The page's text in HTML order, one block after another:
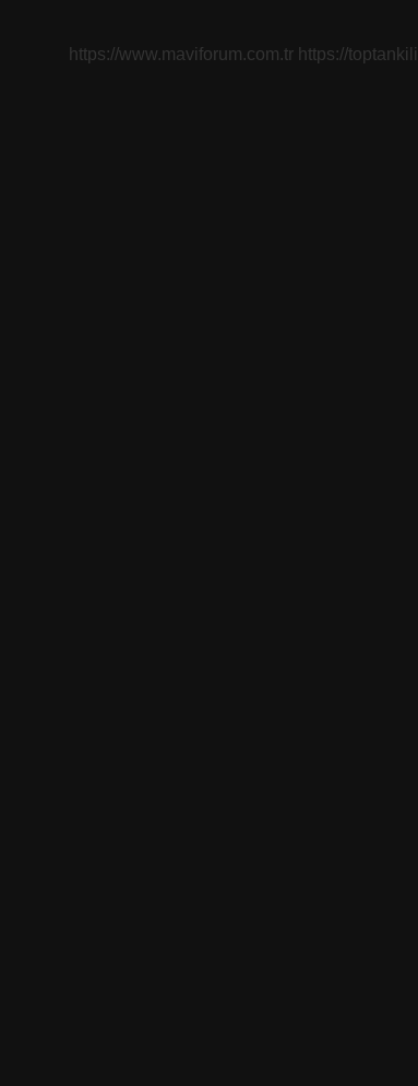
https://www.maviforum.com.tr https://